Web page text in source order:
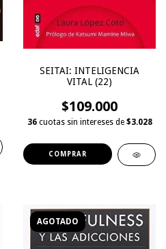
SEITAI: INTELIGENCIA
VITAL (22)
$109.000
36 cuotas sin intereses de $3.028
AGOTADO